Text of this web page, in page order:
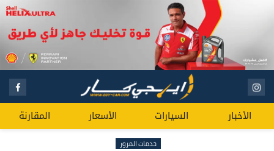
الأخبار السيارات الأسعار المقارنة
خدمات المرور